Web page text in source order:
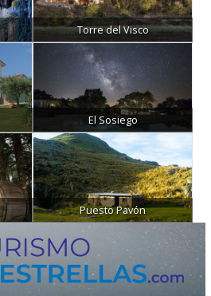
Torre del Visco
El Sosiego
Puesto Pavón